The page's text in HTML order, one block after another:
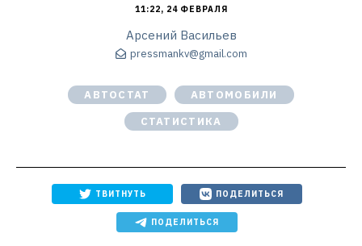
11:22, 24 ФЕВРАЛЯ
Арсений Васильев
pressmankv@gmail.com
АВТОСТАТ
АВТОМОБИЛИ
СТАТИСТИКА
ТВИТНУТЬ ПОДЕЛИТЬСЯ
ПОДЕЛИТЬСЯ